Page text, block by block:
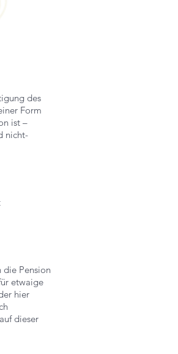
des
Form
ist –
nicht-
die Pension
etwaige
hier
dieser